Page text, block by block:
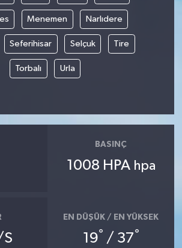
Menemen Narlıdere
Seferihisar Selçuk Tire
Torbalı Urla
BASINÇ
1008 HPA hpa
S
EN DÜŞÜK / EN YÜKSEK
19° / 37°